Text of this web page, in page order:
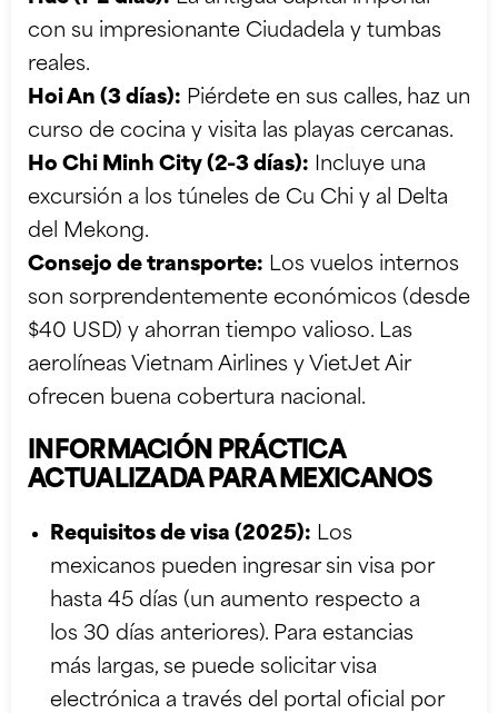
con su impresionante Ciudadela y tumbas
reales.
Hoi An (3 días): Piérdete en sus calles, haz un
curso de cocina y visita las playas cercanas.
Ho Chi Minh City (2-3 días): Incluye una
excursión a los túneles de Cu Chi y al Delta
del Mekong.
Consejo de transporte: Los vuelos internos
son sorprendentemente económicos (desde
$40 USD) y ahorran tiempo valioso. Las
aerolíneas Vietnam Airlines y VietJet Air
ofrecen buena cobertura nacional.
INFORMACIÓN PRÁCTICA
ACTUALIZADA PARA MEXICANOS
Requisitos de visa (2025): Los
mexicanos pueden ingresar sin visa por
hasta 45 días (un aumento respecto a
los 30 días anteriores). Para estancias
más largas, se puede solicitar visa
electrónica a través del portal oficial por